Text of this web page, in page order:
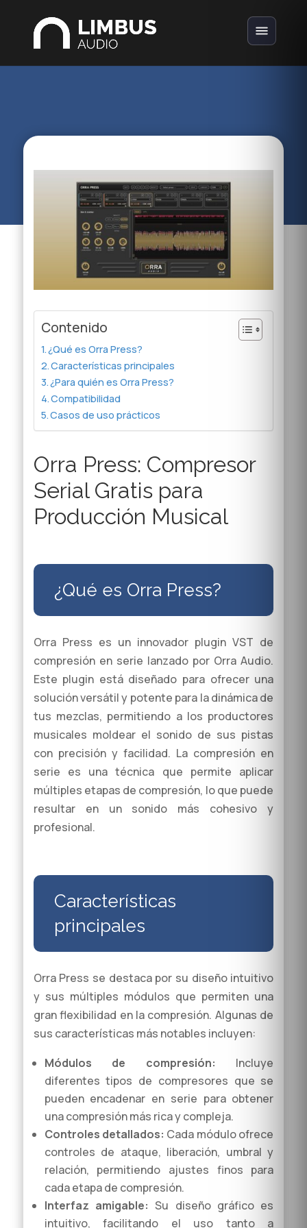
Contenido
¿Qué es Orra Press?
Características principales
¿Para quién es Orra Press?
Compatibilidad
Casos de uso prácticos
Orra Press: Compresor
Serial Gratis para
Producción Musical
¿Qué es Orra Press?
Orra Press es un innovador plugin VST de
compresión en serie lanzado por Orra Audio.
Este plugin está diseñado para ofrecer una
solución versátil y potente para la dinámica de
tus mezclas, permitiendo a los productores
musicales moldear el sonido de sus pistas
con precisión y facilidad. La compresión en
serie es una técnica que permite aplicar
múltiples etapas de compresión, lo que puede
resultar en un sonido más cohesivo y
profesional.
Características
principales
Orra Press se destaca por su diseño intuitivo
y sus múltiples módulos que permiten una
gran flexibilidad en la compresión. Algunas de
sus características más notables incluyen:
Módulos de compresión: Incluye
diferentes tipos de compresores que se
pueden encadenar en serie para obtener
una compresión más rica y compleja.
Controles detallados: Cada módulo ofrece
controles de ataque, liberación, umbral y
relación, permitiendo ajustes finos para
cada etapa de compresión.
Interfaz amigable: Su diseño gráfico es
intuitivo, facilitando el uso tanto a